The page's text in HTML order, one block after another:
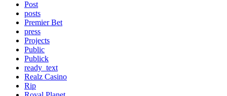
Post
posts
Premier Bet
press
Projects
Public
Publick
ready_text
Realz Casino
Rip